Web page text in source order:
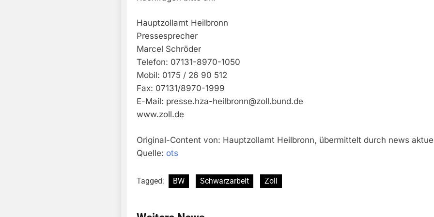
Hauptzollamt Heilbronn
Pressesprecher
Marcel Schröder
Telefon: 07131-8970-1050
Mobil: 0175 / 26 90 512
Fax: 07131/8970-1999
E-Mail: presse.hza-heilbronn@zoll.bund.de
www.zoll.de
Original-Content von: Hauptzollamt Heilbronn, übermittelt durch news
Quelle: ots
Tagged: BW Schwarzarbeit Zoll